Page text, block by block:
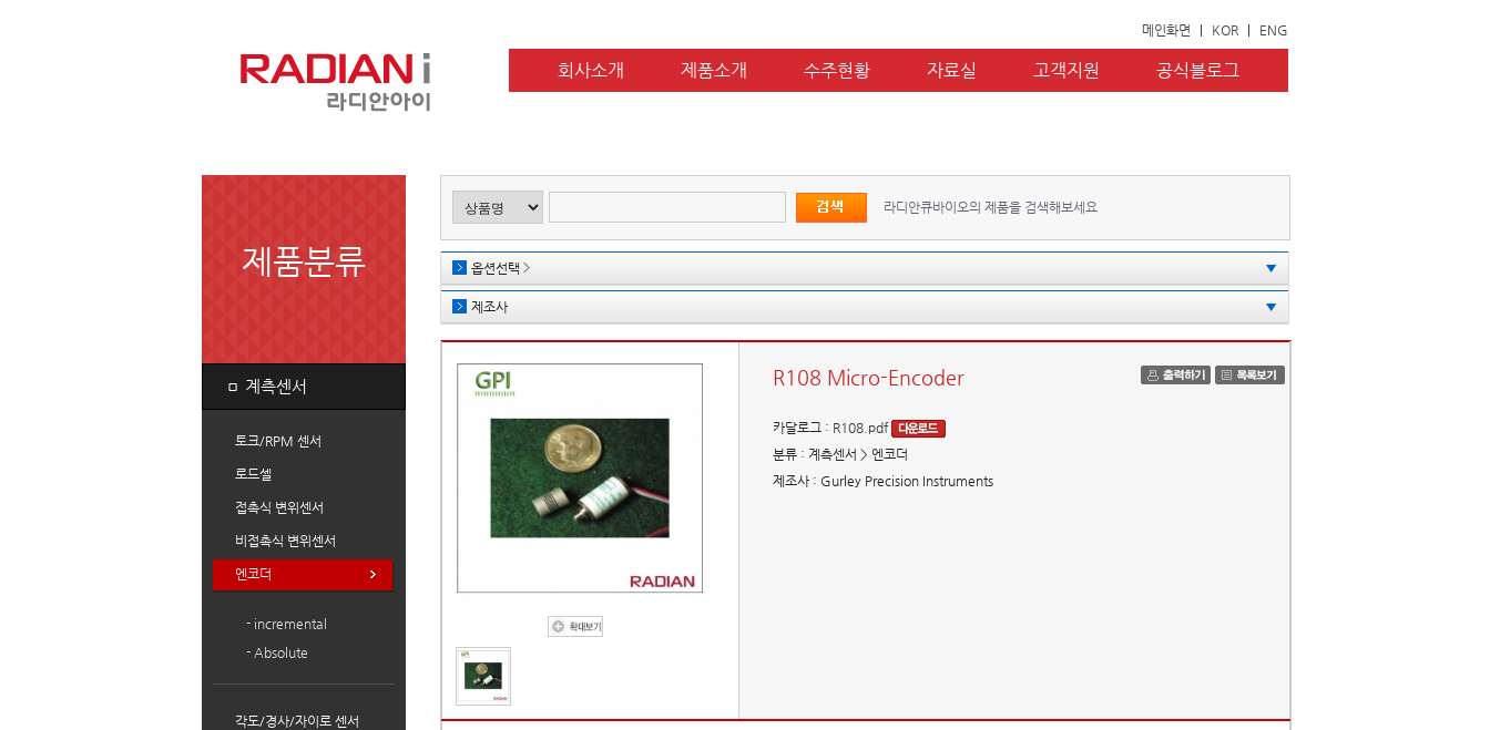
메인화면 KOR ENG
회사소개 제품소개 수주현황 자료실 고객지원 공식블로그
제품분류
ㅁ 계측센서
토크/RPM 센서
로드셀
접촉식 변위센서
비접촉식 변위센서
엔코더
- incremental
- Absolute
각도/경사/자이로 센서
라디안큐바이오의 제품을 검색해보세요
옵션선택 ▼
제조사 ▼
R108 Micro-Encoder
카달로그 : R108.pdf
분류 : 계측센서 > 엔코더
제조사 : Gurley Precision Instruments